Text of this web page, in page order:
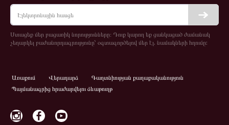
Ստացեք մեր բացառիկ նորությունները։ Դուք կարող եք ցանկացած ժամանակ
չեղարկել բաժանորդագրությունը՝ օգտագործելով մեր էլ. նամակների հղումը:
Առաքում Վերադարձ
Գաղտնիության քաղաքականություն
Պայմանագրից հրաժարվելու ձևաթուղթ